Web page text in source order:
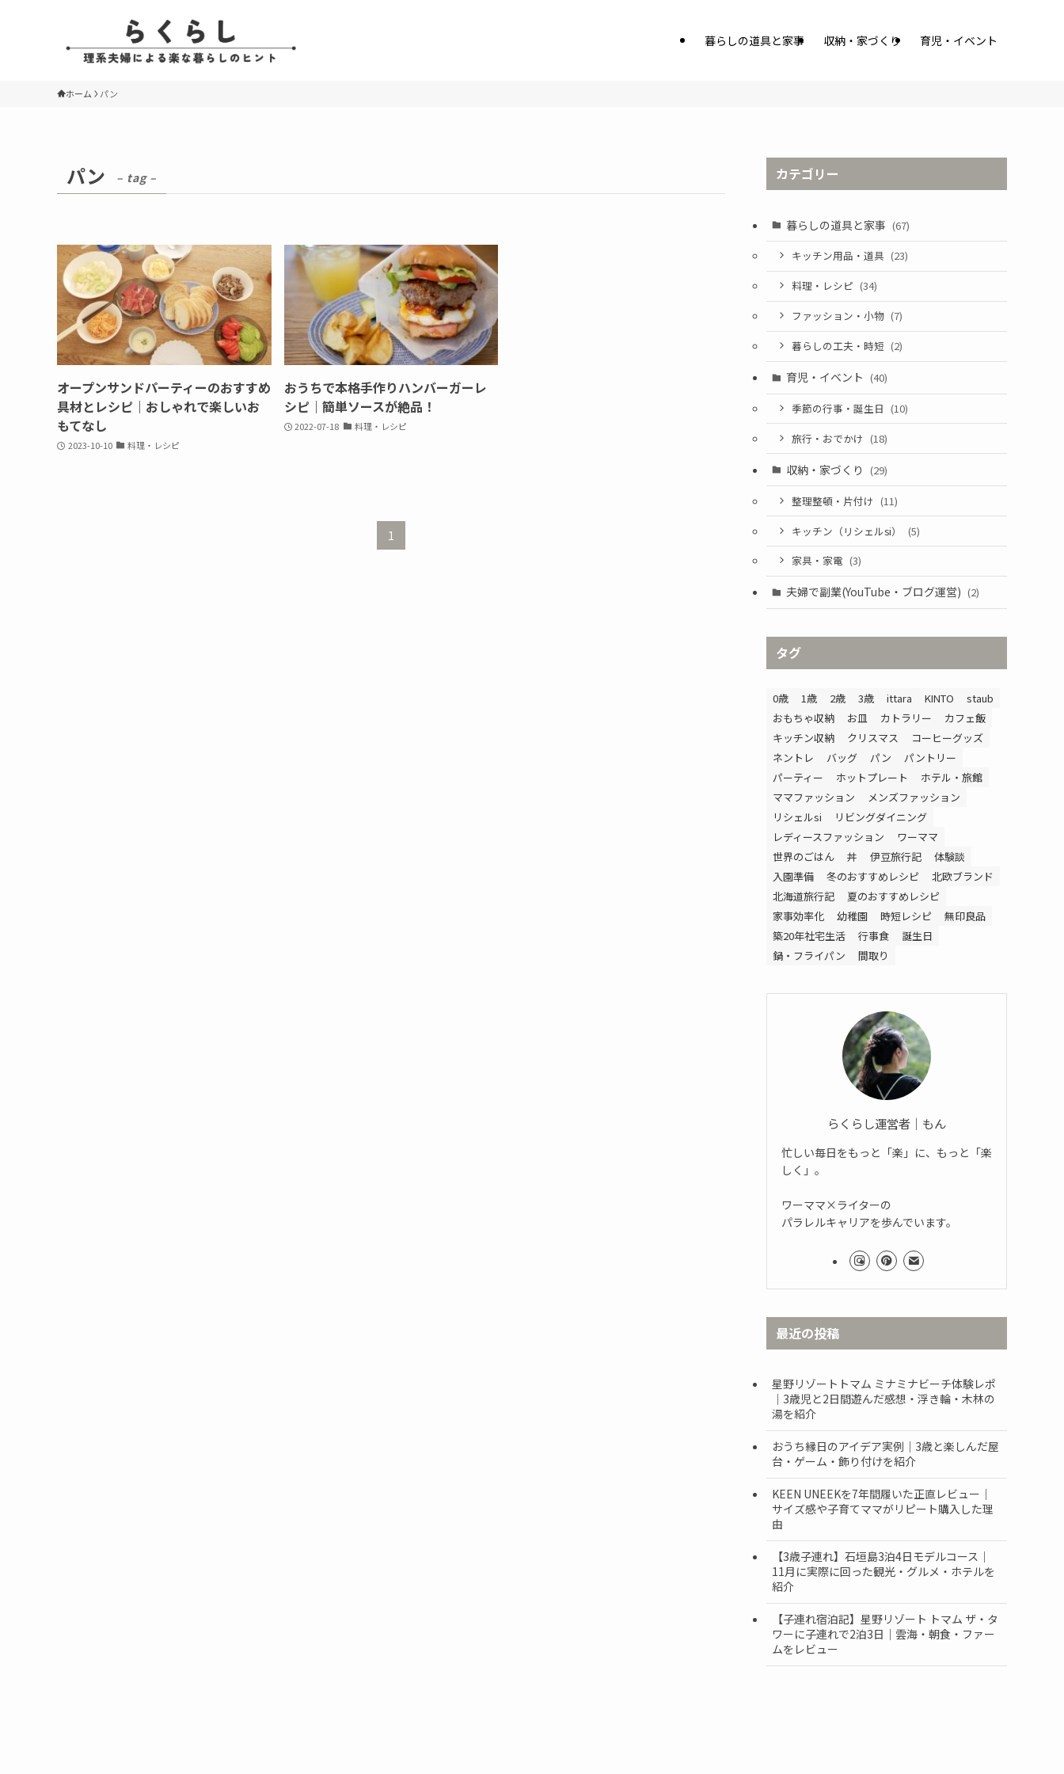
暮らしの道具と家事 収納・家づくり 育児・イベント
ホーム パン
パン – tag –
オープンサンドパーティーのおすすめ
具材とレシピ｜おしゃれで楽しいお
もてなし
2023-10-10 料理・レシピ
おうちで本格手作りハンバーガーレ
シピ｜簡単ソースが絶品！
2022-07-18 料理・レシピ
1
カテゴリー
暮らしの道具と家事 (67)
キッチン用品・道具 (23)
料理・レシピ (34)
ファッション・小物 (7)
暮らしの工夫・時短 (2)
育児・イベント (40)
季節の行事・誕生日 (10)
旅行・おでかけ (18)
収納・家づくり (29)
整理整頓・片付け (11)
キッチン（リシェルsi）
(5)
家具・家電 (3)
夫婦で副業(YouTube・ブログ運営) (2)
タグ
0歳 1歳 2歳 3歳 ittara KINTO
staub
おもちゃ収納
お皿 カトラリー
カフェ飯
キッチン収納
クリスマス
コーヒーグッズ
ネントレ
バッグ パン
パントリー
パーティー
ホットプレート
ホテル・旅館
ママファッション
メンズファッション
リシェルsi
リビングダイニング
レディースファッション
ワーママ
世界のごはん
丼 伊豆旅行記
体験談
入園準備
冬のおすすめレシピ
北欧ブランド
北海道旅行記
夏のおすすめレシピ
家事効率化
幼稚園 時短レシピ
無印良品
築20年社宅生活
行事食
誕生日
鍋・フライパン
間取り
らくらし運営者｜もん
忙しい毎日をもっと「楽」に、もっと「楽
しく」。
ワーママ×ライターの
パラレルキャリアを歩んでいます。
最近の投稿
星野リゾートトマム ミナミナビーチ体験レポ
｜3歳児と2日間遊んだ感想・浮き輪・木林の
湯を紹介
おうち縁日のアイデア実例｜3歳と楽しんだ屋
台・ゲーム・飾り付けを紹介
KEEN UNEEKを7年間履いた正直レビュー｜
サイズ感や子育てママがリピート購入した理
由
【3歳子連れ】石垣島3泊4日モデルコース｜
11月に実際に回った観光・グルメ・ホテルを
紹介
【子連れ宿泊記】星野リゾート トマム ザ・タ
ワーに子連れで2泊3日｜雲海・朝食・ファー
ムをレビュー